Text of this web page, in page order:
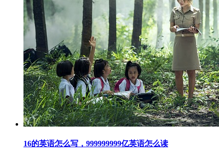
16的英语怎么写，999999999亿英语怎么读